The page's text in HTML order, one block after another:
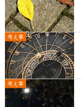
考え事
考え事